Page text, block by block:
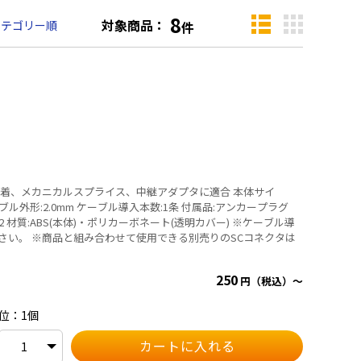
ゴリー順 対象商品： 8件
カニカルスプライス、中継アダプタに適合 本体サイ
外形:2.0mm ケーブル導入本数:1条 付属品:アンカープラグ
本体)・ポリカーボネート(透明カバー) ※ケーブル導
い。 ※商品と組み合わせて使用できる別売りのSCコネクタは
250 円（税込）～
：1個